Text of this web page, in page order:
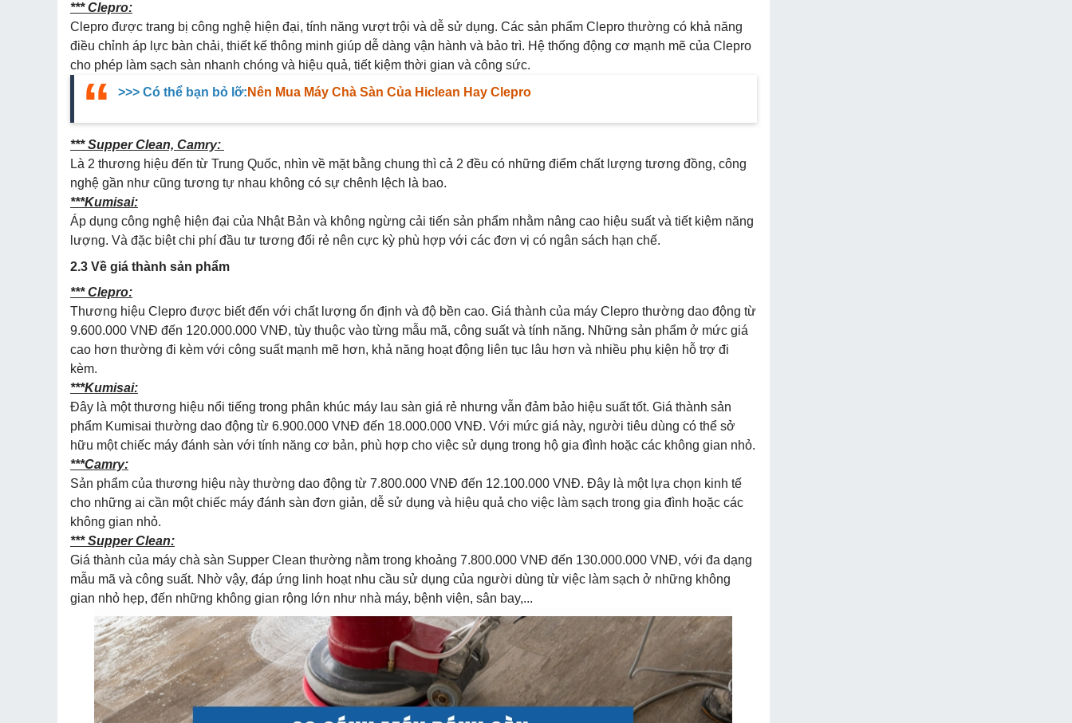
*** Clepro:
Clepro được trang bị công nghệ hiện đại, tính năng vượt trội và dễ sử dụng. Các sản phẩm Clepro thường có khả năng
điều chỉnh áp lực bàn chải, thiết kế thông minh giúp dễ dàng vận hành và bảo trì. Hệ thống động cơ mạnh mẽ của Clepro
cho phép làm sạch sàn nhanh chóng và hiệu quả, tiết kiệm thời gian và công sức.
>>> Có thể bạn bỏ lỡ: Nên Mua Máy Chà Sàn Của Hiclean Hay Clepro
*** Supper Clean, Camry:
Là 2 thương hiệu đến từ Trung Quốc, nhìn về mặt bằng chung thì cả 2 đều có những điểm chất lượng tương đồng, công
nghệ gần như cũng tương tự nhau không có sự chênh lệch là bao.
***Kumisai:
Áp dụng công nghệ hiện đại của Nhật Bản và không ngừng cải tiến sản phẩm nhằm nâng cao hiệu suất và tiết kiệm năng
lượng. Và đặc biệt chi phí đầu tư tương đối rẻ nên cực kỳ phù hợp với các đơn vị có ngân sách hạn chế.
2.3 Về giá thành sản phẩm
*** Clepro:
Thương hiệu Clepro được biết đến với chất lượng ổn định và độ bền cao. Giá thành của máy Clepro thường dao động từ
9.600.000 VNĐ đến 120.000.000 VNĐ, tùy thuộc vào từng mẫu mã, công suất và tính năng. Những sản phẩm ở mức giá
cao hơn thường đi kèm với công suất mạnh mẽ hơn, khả năng hoạt động liên tục lâu hơn và nhiều phụ kiện hỗ trợ đi
kèm.
***Kumisai:
Đây là một thương hiệu nổi tiếng trong phân khúc máy lau sàn giá rẻ nhưng vẫn đảm bảo hiệu suất tốt. Giá thành sản
phẩm Kumisai thường dao động từ 6.900.000 VNĐ đến 18.000.000 VNĐ. Với mức giá này, người tiêu dùng có thể sở
hữu một chiếc máy đánh sàn với tính năng cơ bản, phù hợp cho việc sử dụng trong hộ gia đình hoặc các không gian nhỏ.
***Camry:
Sản phẩm của thương hiệu này thường dao động từ 7.800.000 VNĐ đến 12.100.000 VNĐ. Đây là một lựa chọn kinh tế
cho những ai cần một chiếc máy đánh sàn đơn giản, dễ sử dụng và hiệu quả cho việc làm sạch trong gia đình hoặc các
không gian nhỏ.
*** Supper Clean:
Giá thành của máy chà sàn Supper Clean thường nằm trong khoảng 7.800.000 VNĐ đến 130.000.000 VNĐ, với đa dạng
mẫu mã và công suất. Nhờ vậy, đáp ứng linh hoạt nhu cầu sử dụng của người dùng từ việc làm sạch ở những không
gian nhỏ hẹp, đến những không gian rộng lớn như nhà máy, bệnh viện, sân bay,...